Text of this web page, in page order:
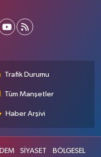
Trafik Durumu
Tüm Manşetler
Haber Arşivi
SİYASET BÖLGESEL